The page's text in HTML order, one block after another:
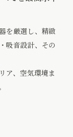
を厳選し、精緻
吸音設計、その
ア、空気環境ま